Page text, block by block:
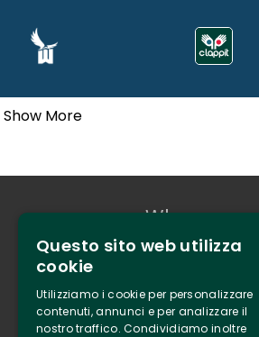
Show More
Who we are
Online
Questo sito web utilizza
cookie
Utilizziamo i cookie per personalizzare
contenuti, annunci e per analizzare il
nostro traffico. Condividiamo inoltre